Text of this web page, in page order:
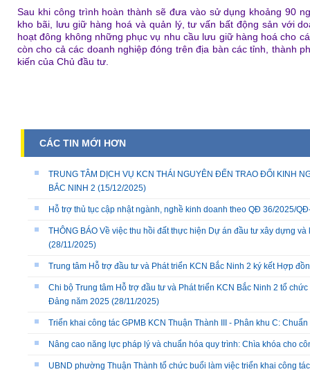
Sau khi công trình hoàn thành sẽ đưa vào sử dụng khoảng 90
kho bãi, lưu giữ hàng hoá và quản lý, tư vấn bất động sản với
hoạt đông không những phục vụ nhu cầu lưu giữ hàng hoá cho
còn cho cả các doanh nghiệp đóng trên địa bàn các tỉnh, thành
kiến của Chủ đầu tư.
CÁC TIN MỚI HƠN
TRUNG TÂM DỊCH VỤ KCN THÁI NGUYÊN ĐẾN TRAO ĐỔI KINH
BẮC NINH 2 (15/12/2025)
Hỗ trợ thủ tục cập nhật ngành, nghề kinh doanh theo QĐ 36/2025/
THÔNG BÁO Về việc thu hồi đất thực hiện Dự án đầu tư xây dựng
(28/11/2025)
Trung tâm Hỗ trợ đầu tư và Phát triển KCN Bắc Ninh 2 ký kết Hợp
Chi bộ Trung tâm Hỗ trợ đầu tư và Phát triển KCN Bắc Ninh 2 tổ
Đảng năm 2025 (28/11/2025)
Triển khai công tác GPMB KCN Thuận Thành III - Phân khu C:
Nâng cao năng lực pháp lý và chuẩn hóa quy trình: Chìa khóa cho
UBND phường Thuận Thành tổ chức buổi làm việc triển khai công